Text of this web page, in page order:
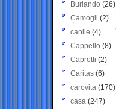
Burlando (26)
Camogli (2)
canile (4)
Cappello (8)
Caprotti (2)
Caritas (6)
carovita (170)
casa (247)